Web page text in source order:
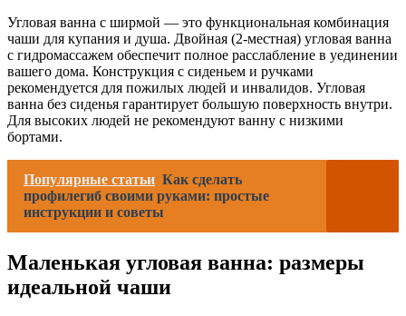
Угловая ванна с ширмой — это функциональная комбинация
чаши для купания и душа. Двойная (2-местная) угловая ванна
с гидромассажем обеспечит полное расслабление в уединении
вашего дома. Конструкция с сиденьем и ручками
рекомендуется для пожилых людей и инвалидов. Угловая
ванна без сиденья гарантирует большую поверхность внутри.
Для высоких людей не рекомендуют ванну с низкими
бортами.
Популярные статьи Как сделать
профилегиб своими руками: простые
инструкции и советы
Маленькая угловая ванна: размеры
идеальной чаши